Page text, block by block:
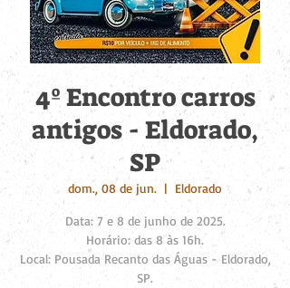
4º Encontro carros
antigos - Eldorado,
SP
dom., 08 de jun.
  |
Eldorado
Data: 7 e 8 de junho de 2025.
Horário: das 8 às 16h.
Local: Pousada Recanto das Águas - Eldorado,
SP.